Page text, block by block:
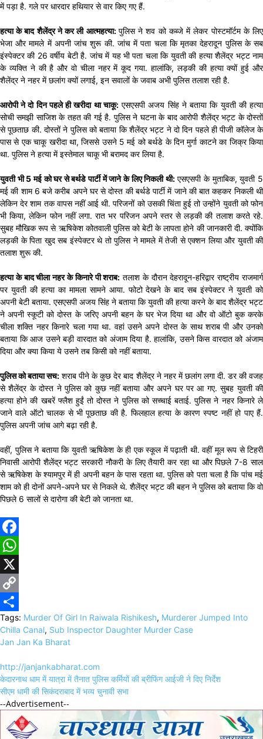
में पड़ा है. गले पर धारदार हथियार से वार किए गए हैं.
हत्या के बाद शैलेंद्र ने कर ली आत्महत्या: पुलिस ने शव को कब्जे में लेकर पोस्टमॉर्टम के लिए
भेजा और मामले में अपनी जांच शुरू की. जांच में पता चला कि मृतका देहरादून पुलिस के सब
इंस्पेक्टर की 26 वर्षीय बेटी है. जांच में यह भी पता चला कि युवती की हत्या शैलेंद्र भट्ट नाम
के व्यक्ति ने की है और वो चीला नहर में कूद गया. हालांकि, लड़की की हत्या क्यों हुई और
शैलेंद्र ने नहर में छलांग क्यों लगाई, इन सवालों के जवाब अभी पुलिस तलाश रही है.
आरोपी ने दो दिन पहले ही खरीदा था चाकू:एसएसपी अजय सिंह ने बताया कि युवती की हत्या
सोची समझी साजिश के तहत की गई है. पुलिस ने घटना के बाद आरोपी शैलेंद्र भट्ट के दोस्तों
से पूछताछ की. दोस्तों ने पुलिस को बताया कि शैलेंद्र भट्ट ने दो दिन पहले ही पीजी कॉलेज के
पास से एक चाकू खरीदा था, जिससे उसने 5 मई को बर्थडे के दिन मुर्गा काटने का जिक्र किया
था. पुलिस ने हत्या में इस्तेमाल चाकू भी बरामद कर लिया है.
युवती भी 5 मई को घर से बर्थडे पार्टी में जाने के लिए निकली थी:एसएसपी के मुताबिक, युवती 5
मई की शाम 6 बजे करीब अपने घर से दोस्त की बर्थडे पार्टी में जाने की बात कहकर निकली थी
लेकिन देर शाम तक वापस नहीं आई थी. परिजनों को उसकी चिंता हुई तो उन्होंने युवती को फोन
भी किया, लेकिन फोन नहीं लगा. रात भर परिजन अपने स्तर से लड़की की तलाश करते रहे.
सुबह मौखिक रूप से ऋषिकेश कोतवाली पुलिस को बेटी के लापता होने की जानकारी दी. क्योंकि
लड़की के पिता खुद सब इंस्पेक्टर थे तो पुलिस ने मामले में तेजी से एक्शन लिया और युवती की
तलाश शुरू की.
हत्या के बाद चीला नहर के किनारे पी शराब: तलाश के दौरान देहरादून-हरिद्वार राष्ट्रीय राजमार्ग
पर युवती की हत्या का मामला सामने आया. फोटो देखने के बाद सब इंस्पेक्टर ने युवती को
अपनी बेटी बताया. एसएसपी अजय सिंह ने बताया कि युवती की हत्या करने के बाद शैलेंद्र भट्ट
ने अपनी स्कूटी को दोस्त के जरिए अपनी बहन के घर भेज दिया था और वो ऑटो बुक करके
चीला शक्ति नहर किनारे चला गया था. वहां उसने अपने दोस्त के साथ शराब पी और उनको
बताया कि आज उसने बड़ी वारदात को अंजाम दिया है. हालांकि, उसने किस वारदात को अंजाम
दिया और क्या किया ये उसने तब किसी को नहीं बताया.
पुलिस को बताया सच: शराब पीने के कुछ देर बाद शैलेंद्र ने नहर में छलांग लगा दी. डर की वजह
से शैलेंद्र के दोस्त ने पुलिस को कुछ नहीं बताया और अपने घर पर आ गए. सुबह युवती की
हत्या होने की खबरें फ्लैश हुईं तो दोस्त ने पुलिस को सच्चाई बताई. पुलिस ने नहर किनारे ले
जाने वाले ऑटो चालक से भी पूछताछ की है. फिलहाल हत्या के कारण स्पष्ट नहीं हो पाए हैं.
पुलिस अपनी जांच आगे बढ़ा रही है.
वहीं, पुलिस ने बताया कि युवती ऋषिकेश के ही एक स्कूल में पढ़ाती थी. वहीं मूल रूप से टिहरी
निवासी आरोपी शैलेंद्र भट्ट सरकारी नौकरी के लिए तैयारी कर रहा था और पिछले 7-8 साल
से ऋषिकेश के श्यामपुर में ही अपनी बहन के पास रहता था. पुलिस को पता चला है कि पांच मई
शाम को ही दोनों अपने-अपने घर से निकले थे. शैलेंद्र भट्ट की बहन ने पुलिस को बताया कि वो
पिछले 6 सालों से दारोगा की बेटी को जानता था.
Facebook
WhatsApp
X
Copy
Link
Share
Tags: Murder Of Girl In Raiwala Rishikesh, Murderer Jumped Into
Chilla Canal, Sub Inspector Daughter Murder Case
Jan Jan Ka Bharat
http://janjankabharat.com
Post
navigation
केदारनाथ धाम में यात्रा में तैनात पुलिस कर्मियों की ब्रीफिंग आईजी ने दिए निर्देश
सीएम धामी की सिकंदराबाद में भव्य चुनावी सभा
--Advertisement--